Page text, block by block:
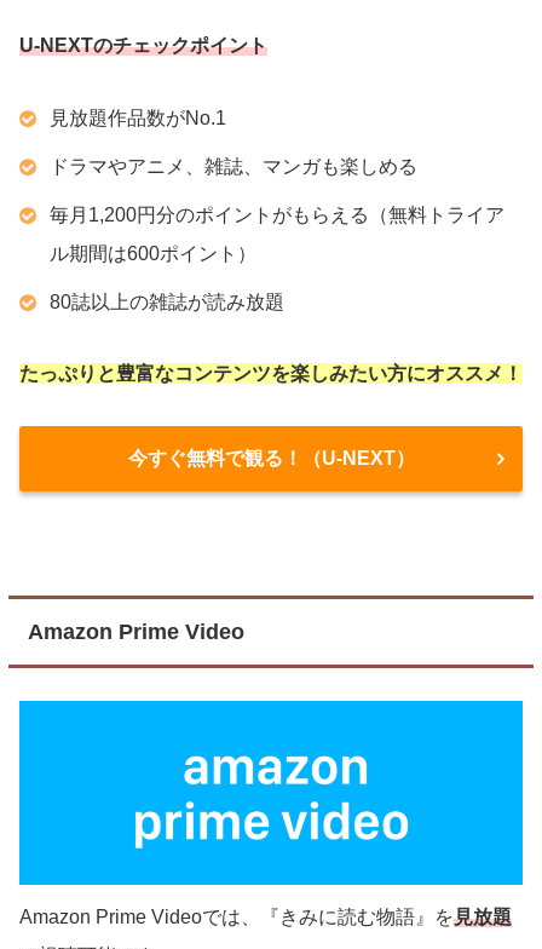
U-NEXTのチェックポイント
見放題作品数がNo.1
ドラマやアニメ、雑誌、マンガも楽しめる
毎月1,200円分のポイントがもらえる（無料トライア
ル期間は600ポイント）
80誌以上の雑誌が読み放題
たっぷりと豊富なコンテンツを楽しみたい方にオススメ！
今すぐ無料で観る！（U-NEXT）
Amazon Prime Video
Amazon Prime Videoでは、『きみに読む物語』を見放題